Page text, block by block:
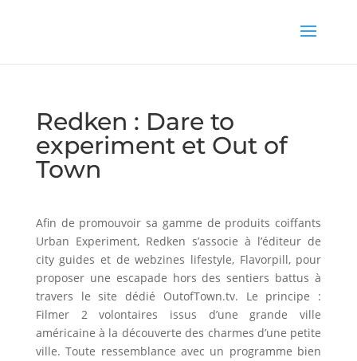
Redken : Dare to
experiment et Out of
Town
Afin de promouvoir sa gamme de produits coiffants
Urban Experiment, Redken s’associe à l’éditeur de
city guides et de webzines lifestyle, Flavorpill, pour
proposer une escapade hors des sentiers battus à
travers le site dédié OutofTown.tv. Le principe :
Filmer 2 volontaires issus d’une grande ville
américaine à la découverte des charmes d’une petite
ville. Toute ressemblance avec un programme bien